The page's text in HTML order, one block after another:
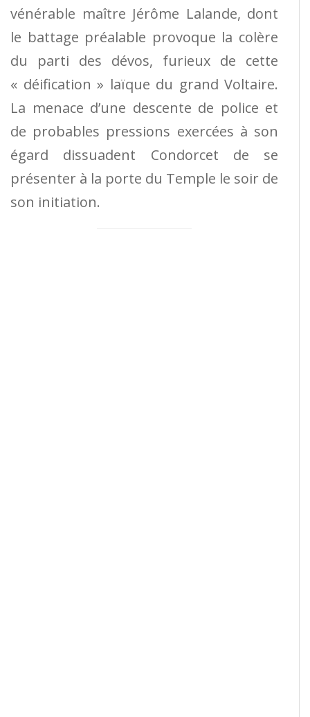
vénérable maître Jérôme Lalande, dont
le battage préalable provoque la colère
du parti des dévos, furieux de cette
« déification » laïque du grand Voltaire.
La menace d’une descente de police et
de probables pressions exercées à son
égard dissuadent Condorcet de se
présenter à la porte du Temple le soir de
son initiation.